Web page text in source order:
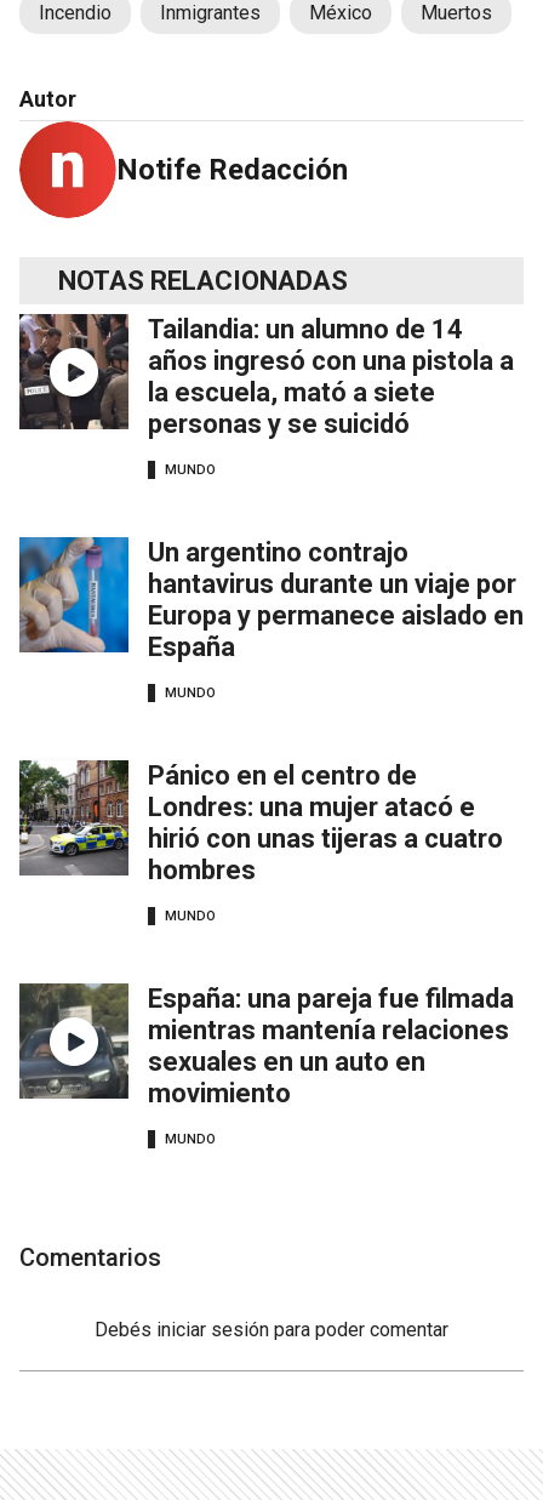
Incendio Inmigrantes México Muertos
Autor
Notife Redacción
NOTAS RELACIONADAS
Tailandia: un alumno de 14
años ingresó con una pistola a
la escuela, mató a siete
personas y se suicidó
MUNDO
Un argentino contrajo
hantavirus durante un viaje por
Europa y permanece aislado en
España
MUNDO
Pánico en el centro de
Londres: una mujer atacó e
hirió con unas tijeras a cuatro
hombres
MUNDO
España: una pareja fue filmada
mientras mantenía relaciones
sexuales en un auto en
movimiento
MUNDO
Comentarios
Debés iniciar sesión para poder comentar